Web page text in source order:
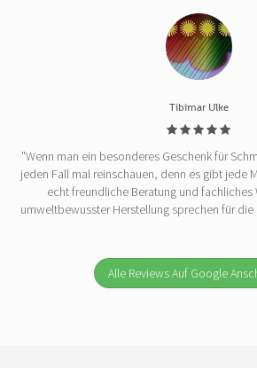
Tibimar Ulke
"Wenn man ein besonderes Geschenk für
jeden Fall mal reinschauen, denn es gibt jede
echt freundliche Beratung und fachliches
umweltbewusster Herstellung sprechen für die
Alle Reviews Auf Google